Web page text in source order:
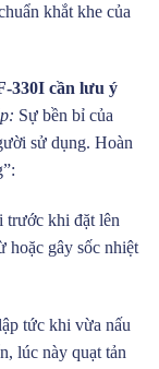
khắt khe của
330I cần lưu ý
Sự bền bỉ của
sử dụng. Hoàn
trước khi đặt lên
hoặc gây sốc nhiệt
tức khi vừa nấu
lúc này quạt tản